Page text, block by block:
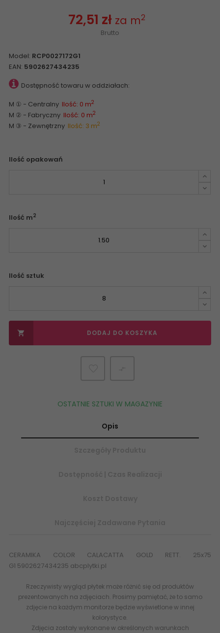
72,51 zł za m2
Brutto
Model: RCP0027172G1
EAN: 5902627434235
Dostępność towaru w oddziałach:
M ① - Centralny Ilość: 0 m2
M ② - Fabryczny Ilość: 0 m2
M ③ - Zewnętrzny Ilość: 3 m2
Ilość opakowań
Ilość m2
Ilość sztuk
 DODAJ DO KOSZYKA
OSTATNIE SZTUKI W MAGAZYNIE
Opis
CERAMIKA COLOR CALACATTA GOLD RETT. 25x75
G1 5902627434235 abcplytki.pl
Rzeczywisty wygląd płytek może różnić się od produktów
prezentowanych na zdjęciach. Prosimy pamiętać, że to samo
zdjęcie na każdym monitorze będzie wyświetlone w innej
kolorystyce.
Zdjęcia zostały wykonane w określonych warunkach